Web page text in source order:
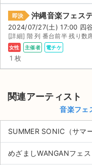
公演登録依頼
不正転売禁止法について
チケットジャムの取り組み
音楽情報
即決 沖縄音楽フェス
2024/07/27(土) 17:00 四
女性 主催者 電チケ
1 枚
関連アーティスト
音楽フェ
SUMMER SONIC（サマ
めざましWANGANフェ